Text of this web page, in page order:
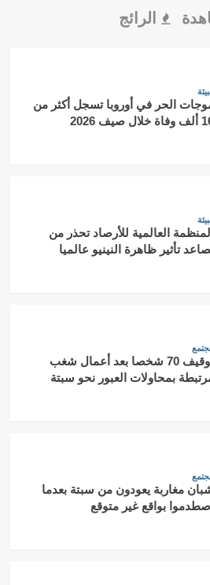
الرائج
الحر في أوروبا تسجل أكثر من
صيف 2026
المنظمة العالمية للأرصاد تحذر من
تأثير ظاهرة النينيو عالميا
توقيف 70 شخصا بعد أعمال شغب
بمحاولات العبور نحو سبتة
مغاربة يعودون من سبتة بعدما
اصطدموا بواقع غير متوقع